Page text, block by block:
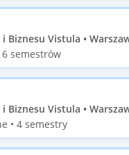
Biznesu Vistula •
semestrów
Biznesu Vistula •
• 4 semestry